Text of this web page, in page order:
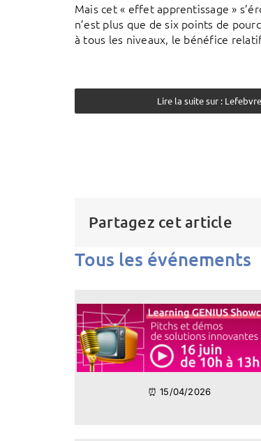
Mais cet « effet apprentissage »
n’est plus que de six points de
à tous les niveaux, le bénéfice
Lire la suite sur :
Partagez cet article
Tous les événements
⏰ 15/04/2026